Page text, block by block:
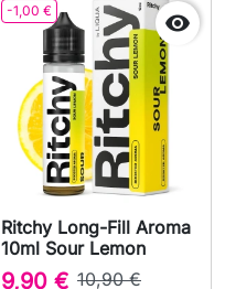
-1,00 € 
Ritchy Long-Fill Aroma
10ml Sour Lemon
9,90 € 10,90 €